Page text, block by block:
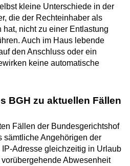
kleine Unterschiede in der
die der Rechteinhaber als
nicht zu einer Entlastung
Auch im Haus lebende
den Anschluss oder ein
keine automatische
BGH zu aktuellen Fällen
Fällen der Bundesgerichtshof
sämtliche Angehörigen der
Adresse gleichzeitig in Urlaub
Abwesenheit